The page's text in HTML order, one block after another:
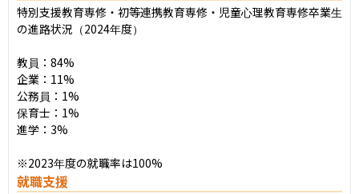
特別支援教育専修・初等連携教育専修・児童心理教育専修卒業生
の進路状況（2024年度）
教員：84%
企業：11%
公務員：1%
保育士：1%
進学：3%
※2023年度の就職率は100%
就職支援